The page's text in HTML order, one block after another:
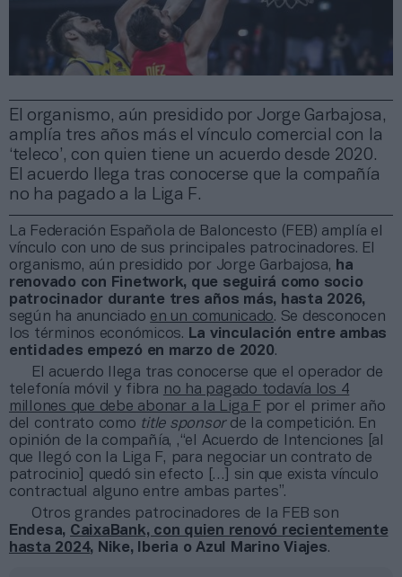
El organismo, aún presidido por Jorge Garbajosa,
amplía tres años más el vínculo comercial con la
‘teleco’, con quien tiene un acuerdo desde 2020.
El acuerdo llega tras conocerse que la compañía
no ha pagado a la Liga F.
La Federación Española de Baloncesto (FEB) amplía el
vínculo con uno de sus principales patrocinadores. El
organismo, aún presidido por Jorge Garbajosa, ha
renovado con Finetwork, que seguirá como socio
patrocinador durante tres años más, hasta 2026,
según ha anunciado en un comunicado. Se desconocen
los términos económicos. La vinculación entre ambas
entidades empezó en marzo de 2020.
El acuerdo llega tras conocerse que el operador de
telefonía móvil y fibra no ha pagado todavía los 4
millones que debe abonar a la Liga F por el primer año
del contrato como title sponsorde la competición. En
opinión de la compañía, ,“el Acuerdo de Intenciones [al
que llegó con la Liga F, para negociar un contrato de
patrocinio] quedó sin efecto […] sin que exista vínculo
contractual alguno entre ambas partes”.
Otros grandes patrocinadores de la FEB son
Endesa, CaixaBank, con quien renovó recientemente
hasta 2024, Nike, Iberia o Azul Marino Viajes.